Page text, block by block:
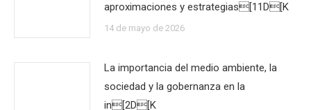
aproximaciones y estrategias[11D[K
14 de mayo de 2026
La importancia del medio ambiente, la
sociedad y la gobernanza en la
in[2D[K